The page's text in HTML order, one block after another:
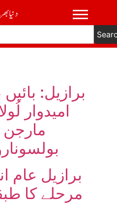
برازیل:
امیدوار
مارجن
برازیل عام
مرحلے کا